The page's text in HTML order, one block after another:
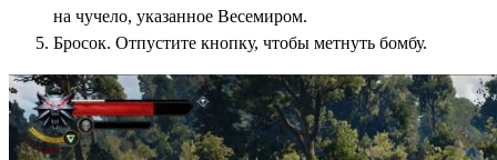
на чучело, указанное Весемиром.
Бросок. Отпустите кнопку, чтобы метнуть бомбу.